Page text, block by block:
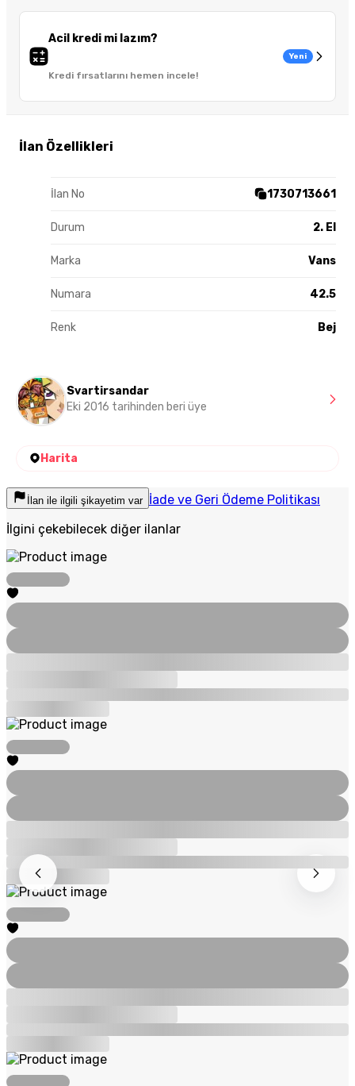
Acil kredi mi lazım?
Kredi fırsatlarını hemen incele!
Yeni
İlan Özellikleri
İlan No 1730713661
Durum 2. El
Marka Vans
Numara 42.5
Renk Bej
Svartirsandar
Eki 2016 tarihinden beri üye
Harita
İlan ile ilgili şikayetim var İade ve Geri Ödeme Politikası
İlgini çekebilecek diğer ilanlar